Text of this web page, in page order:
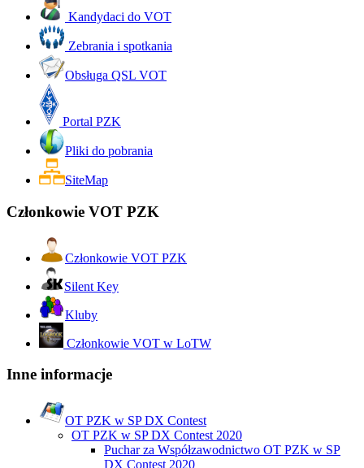
Kandydaci do VOT
Zebrania i spotkania
Obsługa QSL VOT
Portal PZK
Pliki do pobrania
SiteMap
Członkowie VOT PZK
Członkowie VOT PZK
Silent Key
Kluby
Członkowie VOT w LoTW
Inne informacje
OT PZK w SP DX Contest
OT PZK w SP DX Contest 2020
Puchar za Współzawodnictwo OT PZK w SP
DX Contest 2020